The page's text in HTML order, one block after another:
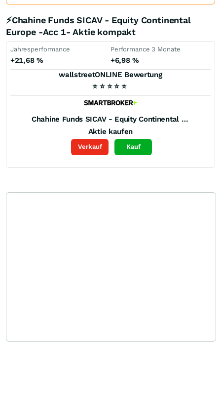
⚡Chahine Funds SICAV - Equity Continental
Europe -Acc 1- Aktie kompakt
Jahresperformance
+21,68 %
Performance 3 Monate
+6,98%
wallstreetONLINE Bewertung
⭐ ⭐ ⭐ ⭐ ⭐
Chahine Funds SICAV - Equity Continental Europe -Acc 1-
Aktie kaufen
Verkauf Kauf